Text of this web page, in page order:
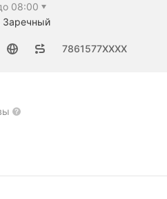
08:00
Заречный
7861577XXXX